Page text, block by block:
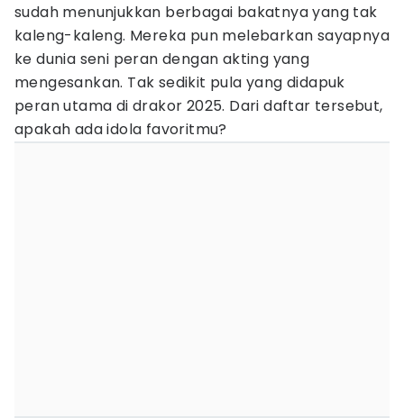
sudah menunjukkan berbagai bakatnya yang tak
kaleng-kaleng. Mereka pun melebarkan sayapnya
ke dunia seni peran dengan akting yang
mengesankan. Tak sedikit pula yang didapuk
peran utama di drakor 2025. Dari daftar tersebut,
apakah ada idola favoritmu?